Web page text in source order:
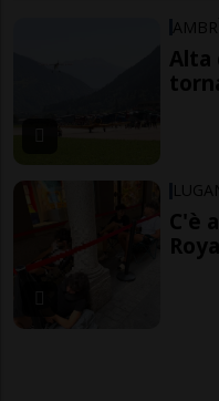
Alta
C'è